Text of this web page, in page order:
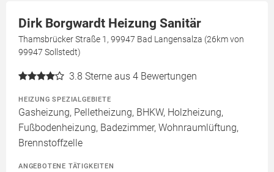
Dirk Borgwardt Heizung Sanitär
Thamsbrücker Straße 1, 99947 Bad Langensalza (26km von
99947 Sollstedt)
3.8 Sterne aus 4 Bewertungen
HEIZUNG SPEZIALGEBIETE
Gasheizung, Pelletheizung, BHKW, Holzheizung,
Fußbodenheizung, Badezimmer, Wohnraumlüftung,
Brennstoffzelle
ANGEBOTENE TÄTIGKEITEN